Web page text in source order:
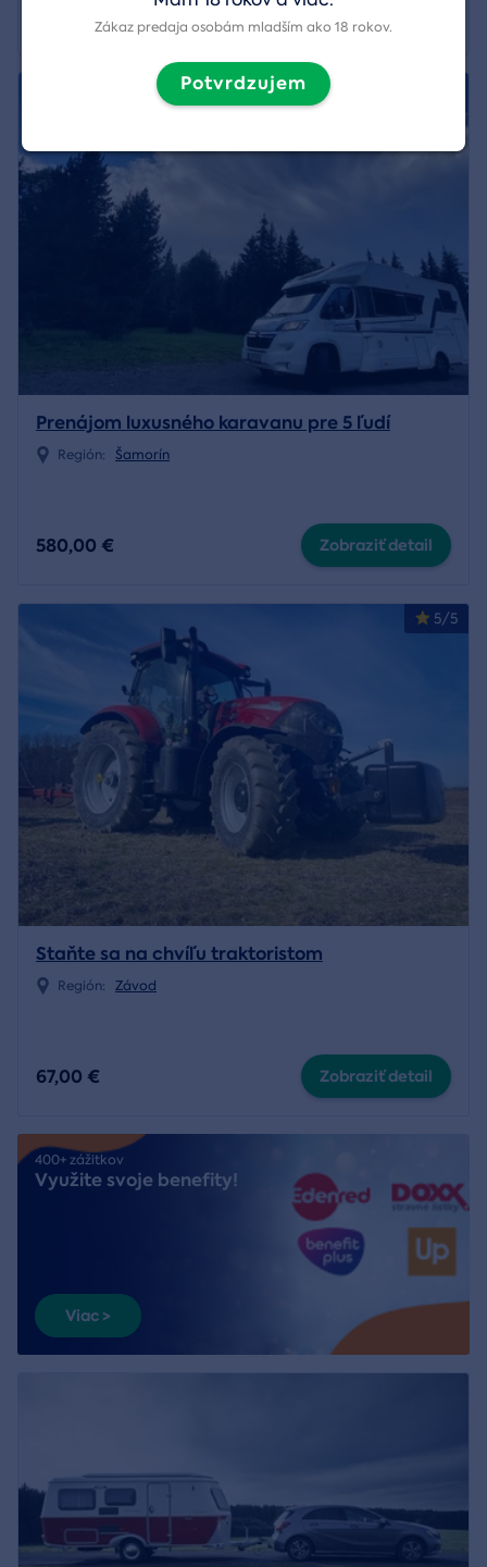
Prenájom luxusného karavanu pre 5 ľudí
Región: Šamorín
580,00 € Zobraziť detail
5/5
Staňte sa na chvíľu traktoristom
Región: Závod
67,00 € Zobraziť detail
400+ zážitkov
Využite svoje benefity!
Viac >
Zákaz predaja osobám mladším ako 18 rokov.
Potvrdzujem